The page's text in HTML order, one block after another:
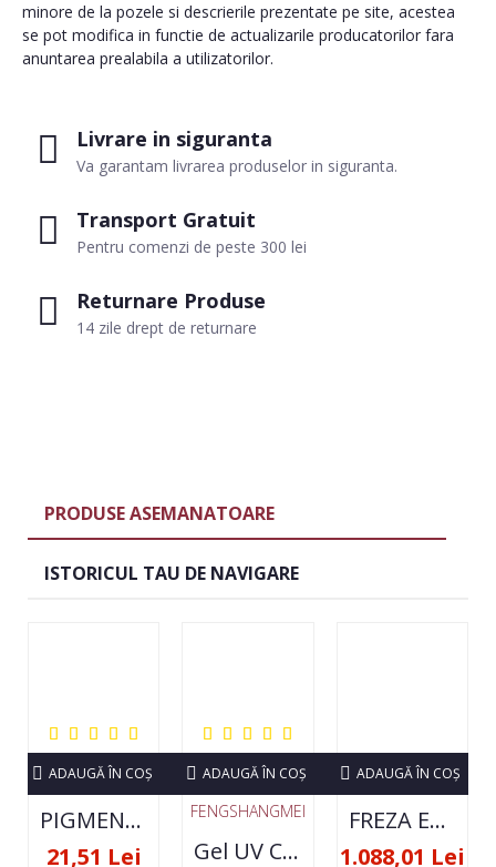
Livrare in siguranta
Va garantam livrarea produselor in siguranta.
Transport Gratuit
Pentru comenzi de peste 300 lei
Returnare Produse
14 zile drept de returnare
minore de la pozele si descrierile prezentate pe site, acestea
se pot modifica in functie de actualizarile producatorilor fara
anuntarea prealabila a utilizatorilor.
PRODUSE ASEMANATOARE
ISTORICUL TAU DE NAVIGARE
PIGMENT NEON SET 12 CULORI
21,51 Lei
ADAUGĂ ÎN COŞ
FENGSHANGMEI
Gel UV Constructie FSM 50ML - 07
ADAUGĂ ÎN COŞ
FREZA ELECTRICA STRONG 210 35000 RPM- ORIGINALA
1.088,01 Lei
ADAUGĂ ÎN COŞ